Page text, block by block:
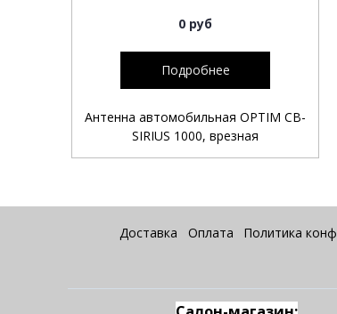
0 руб
Подробнее
Антенна автомобильная OPTIM CB-
SIRIUS 1000, врезная
Доставка Оплата Политика